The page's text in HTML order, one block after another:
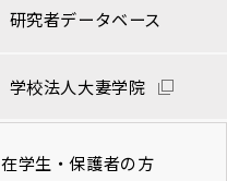
研究者データベース
学校法人大妻学院
在学生・保護者の方